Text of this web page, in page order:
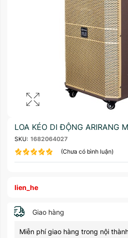
LOA KÉO DI ĐỘNG ARIRANG
SKU: 1682064027
(Chưa có bình luận)
lien_he
Giao hàng
Miễn phí giao hàng trong nội